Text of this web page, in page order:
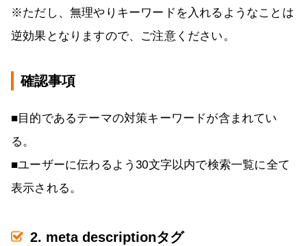
※ただし、無理やりキーワードを入れるようなことは
逆効果となりますので、ご注意ください。
確認事項
■目的であるテーマの対策キーワードが含まれてい
る。
■ユーザーに伝わるよう30文字以内で検索一覧に全て
表示される。
2. meta descriptionタグ